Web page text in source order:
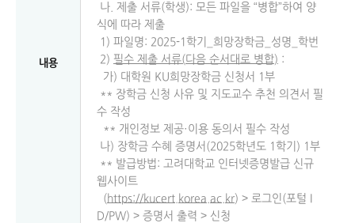
내용
나. 제출 서류(학생): 모든 파일을 “병합”하여 양
식에 따라 제출
1) 파일명: 2025-1학기_희망장학금_성명_학번
2) 필수 제출 서류(다음 순서대로 병합) :
가) 대학원 KU희망장학금 신청서 1부
** 장학금 신청 사유 및 지도교수 추천 의견서 필
수 작성
** 개인정보 제공·이용 동의서 필수 작성
나) 장학금 수혜 증명서(2025학년도 1학기) 1부
** 발급방법: 고려대학교 인터넷증명발급 신규
웹사이트
( https://kucert.korea.ac.kr) > 로그인(포털 I
D/PW) > 증명서 출력 > 신청